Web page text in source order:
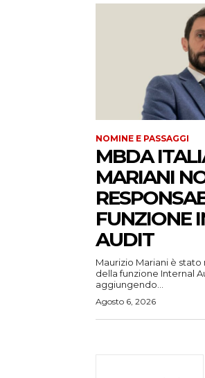
NOMINE E PASSAGGI
MBDA
MARIANI
FUNZIONE
AUDIT
Maurizio Mariani è
della funzione Internal
aggiungendo...
Agosto 6, 2026